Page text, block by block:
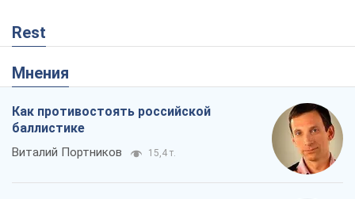
Rest
Мнения
Как противостоять российской
баллистике
Виталий Портников 15,4 т.